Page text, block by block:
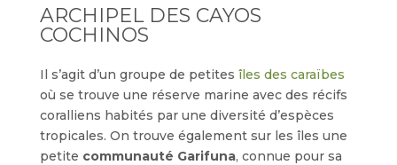
ARCHIPEL DES CAYOS
COCHINOS
Il s’agit d’un groupe de petites îles des caraïbes
où se trouve une réserve marine avec des récifs
coralliens habités par une diversité d’espèces
tropicales. On trouve également sur les îles une
petite communauté Garifuna, connue pour sa